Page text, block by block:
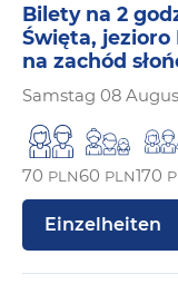
Bilety na 2
Święta,
na zachód
Samstag 08
70 PLN60 PLN170
Einzelheiten